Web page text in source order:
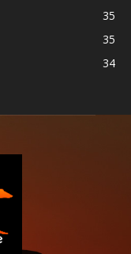
35
35
34